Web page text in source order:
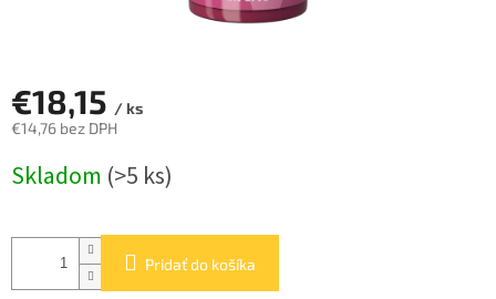
€18,15 / ks
€14,76 bez DPH
cena:
Skladom (>5 ks)
Pridať do košíka